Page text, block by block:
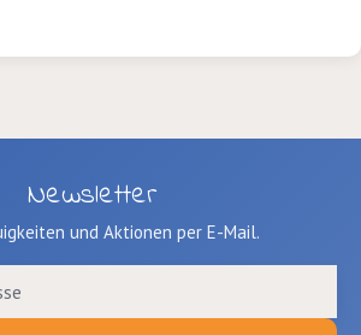
Newsletter
und Aktionen per E-Mail.